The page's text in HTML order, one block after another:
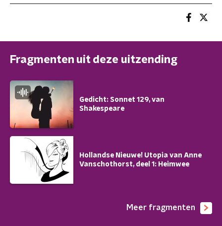
Fragmenten uit deze uitzending
Gedicht: Sonnet 129, van
Shakespeare
Hollandse Nieuwe! Utopia van Anne
Vanschothorst, deel 1: Heimwee
Meer fragmenten